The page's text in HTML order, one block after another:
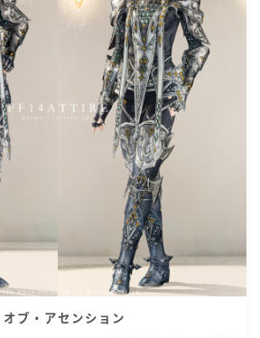
ブ・アセンション